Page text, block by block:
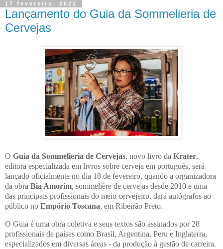
17 fevereiro, 2022
Lançamento do Guia da Sommelieria de
Cervejas
O Guia da Sommelieria de Cervejas, novo livro da Krater,
editora especializada em livros sobre cerveja em português, será
lançado oficialmente no dia 18 de fevereiro, quando a organizadora
da obra Bia Amorim, sommelière de cervejas desde 2010 e uma
das principais profissionais do meio cervejeiro, dará autógrafos ao
público no Empório Toscana, em Ribeirão Preto.
O Guia é uma obra coletiva e seus textos são assinados por 28
profissionais de países como Brasil, Argentina, Peru e Inglaterra,
especializados em diversas áreas - da produção à gestão de carreira.